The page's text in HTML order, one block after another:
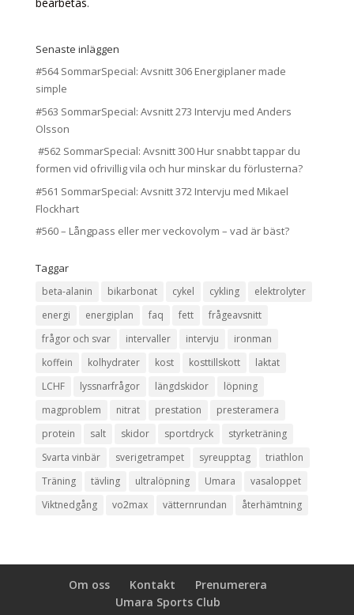
Senaste inläggen
#564 SommarSpecial: Avsnitt 306 Energiplaner made
simple
#563 SommarSpecial: Avsnitt 273 Intervju med Anders
Olsson
#562 SommarSpecial: Avsnitt 300 Hur snabbt tappar du
formen vid ofrivillig vila och hur minskar du förlusterna?
#561 SommarSpecial: Avsnitt 372 Intervju med Mikael
Flockhart
#560 – Långpass eller mer veckovolym – vad är bäst?
Taggar
beta-alanin bikarbonat cykel cykling
elektrolyter
energi
energiplan faq fett
frågeavsnitt
frågor och svar
intervaller intervju
ironman
koffein
kolhydrater kost kosttillskott
laktat
LCHF
lyssnarfrågor längdskidor
löpning
magproblem
nitrat prestation
presteramera
protein
salt skidor sportdryck
styrketräning
Svarta vinbär
sverigetrampet syreupptag
triathlon
Träning
tävling ultralöpning Umara
vasaloppet
Viktnedgång
vo2max vätternrundan återhämtning
Om oss Kontakt
Prenumerera
Umara Sports Club